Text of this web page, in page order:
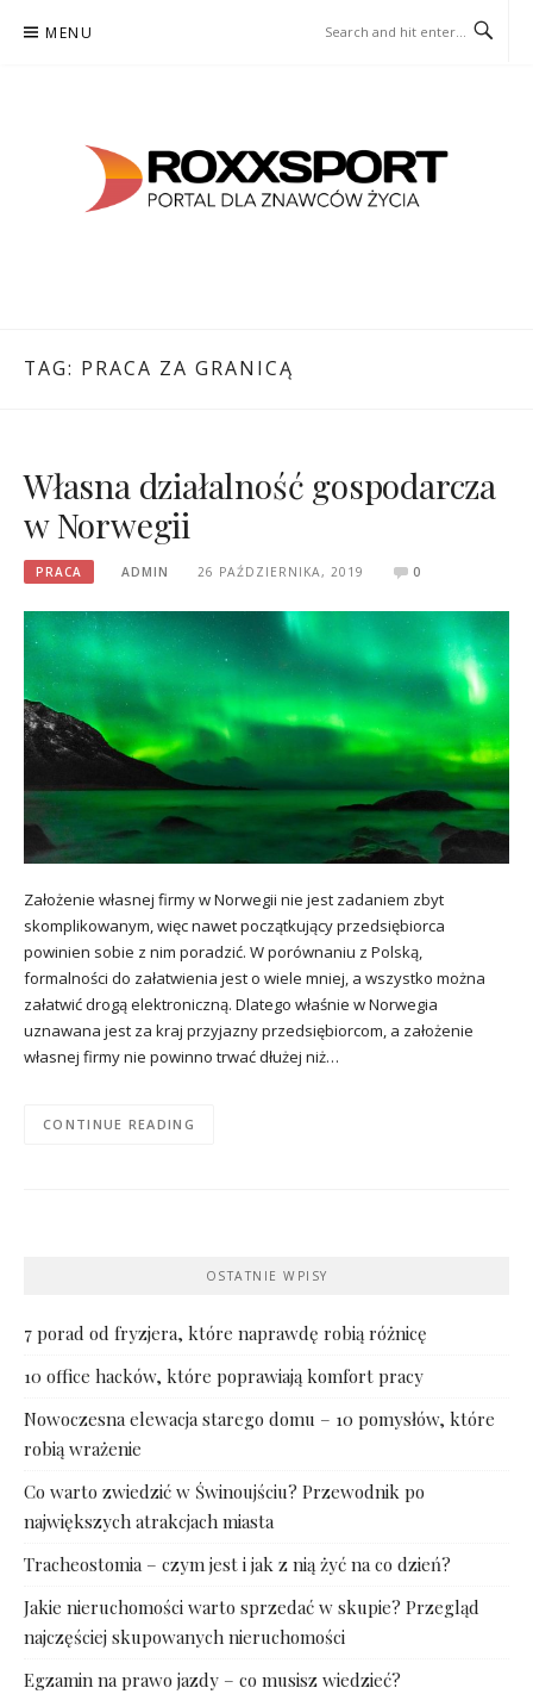
MENU
TAG: PRACA ZA GRANICĄ
Własna działalność gospodarcza
w Norwegii
PRACA ADMIN 26 PAŹDZIERNIKA, 2019 0
Założenie własnej firmy w Norwegii nie jest zadaniem zbyt
skomplikowanym, więc nawet początkujący przedsiębiorca
powinien sobie z nim poradzić. W porównaniu z Polską,
formalności do załatwienia jest o wiele mniej, a wszystko można
załatwić drogą elektroniczną. Dlatego właśnie w Norwegia
uznawana jest za kraj przyjazny przedsiębiorcom, a założenie
własnej firmy nie powinno trwać dłużej niż…
CONTINUE READING
OSTATNIE WPISY
7 porad od fryzjera, które naprawdę robią różnicę
10 office hacków, które poprawiają komfort pracy
Nowoczesna elewacja starego domu – 10 pomysłów, które
robią wrażenie
Co warto zwiedzić w Świnoujściu? Przewodnik po
największych atrakcjach miasta
Tracheostomia – czym jest i jak z nią żyć na co dzień?
Jakie nieruchomości warto sprzedać w skupie? Przegląd
najczęściej skupowanych nieruchomości
Egzamin na prawo jazdy – co musisz wiedzieć?